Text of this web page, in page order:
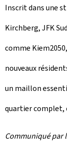
Inscrit dans une
Kirchberg, JFK
comme
nouveaux
un maillon
quartier complet,
Communiqué par